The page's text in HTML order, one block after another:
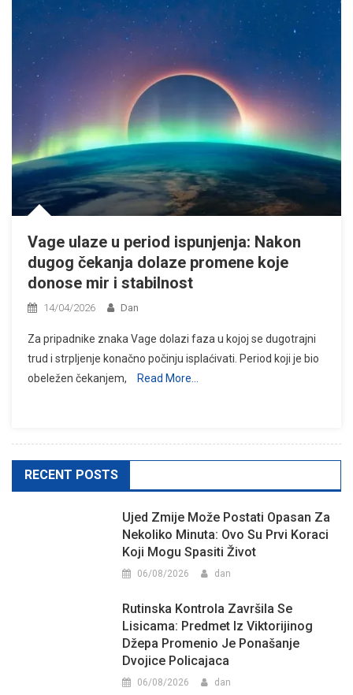
Vage ulaze u period ispunjenja: Nakon
dugog čekanja dolaze promene koje
donose mir i stabilnost
14/04/2026 Dan
Za pripadnike znaka Vage dolazi faza u kojoj se dugotrajni
trud i strpljenje konačno počinju isplaćivati. Period koji je bio
obeležen čekanjem,
Read More…
RECENT POSTS
Ujed Zmije Može Postati Opasan Za
Nekoliko Minuta: Ovo Su Prvi Koraci
Koji Mogu Spasiti Život
06/08/2026 dan
Rutinska Kontrola Završila Se
Lisicama: Predmet Iz Viktorijinog
Džepa Promenio Je Ponašanje
Dvojice Policajaca
06/08/2026 dan